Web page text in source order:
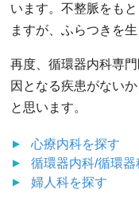
います。不整脈をも
ますが、ふらつきを
再度、循環器内科専
因となる疾患がない
と思います。
心療内科を探す
循環器内科/循環器
婦人科を探す